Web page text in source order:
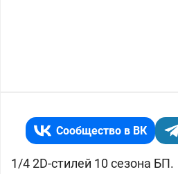
Сообщество в ВК
1/4 2D-стилей 10 сезона БП.